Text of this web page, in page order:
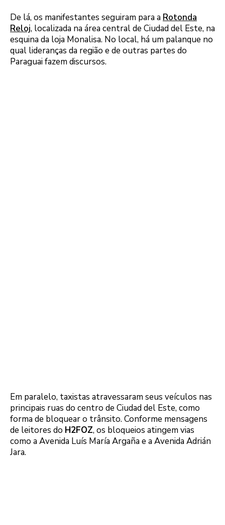
De lá, os manifestantes seguiram para a Rotonda
Reloj, localizada na área central de Ciudad del Este, na
esquina da loja Monalisa. No local, há um palanque no
qual lideranças da região e de outras partes do
Paraguai fazem discursos.
Em paralelo, taxistas atravessaram seus veículos nas
principais ruas do centro de Ciudad del Este, como
forma de bloquear o trânsito. Conforme mensagens
de leitores do H2FOZ, os bloqueios atingem vias
como a Avenida Luís María Argaña e a Avenida Adrián
Jara.